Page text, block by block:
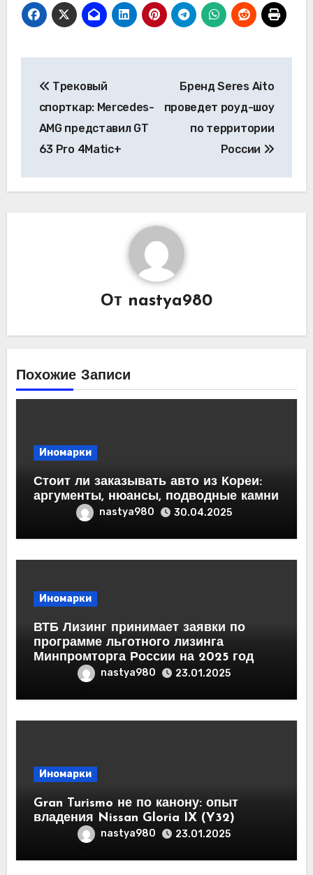
по
записям
Трековый
спорткар: Mercedes-
AMG представил GT
63 Pro 4Matic+
Бренд Seres Aito
проведет роуд-шоу
по территории
России
От nastya980
Похожие Записи
Иномарки
Стоит ли заказывать авто из Кореи:
аргументы, нюансы, подводные камни
nastya980 30.04.2025
Иномарки
ВТБ Лизинг принимает заявки по
программе льготного лизинга
Минпромторга России на 2025 год
nastya980 23.01.2025
Иномарки
Gran Turismo не по канону: опыт
владения Nissan Gloria IX (Y32)
nastya980 23.01.2025